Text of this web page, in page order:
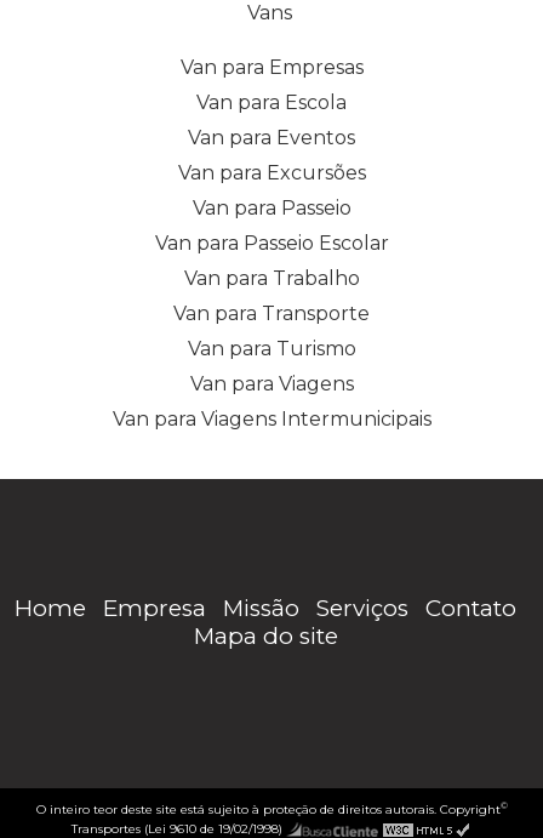
Vans
Van para Empresas
Van para Escola
Van para Eventos
Van para Excursões
Van para Passeio
Van para Passeio Escolar
Van para Trabalho
Van para Transporte
Van para Turismo
Van para Viagens
Van para Viagens Intermunicipais
Home Empresa Missão Serviços
Contato
Mapa do site
O inteiro teor deste site está sujeito à proteção de direitos autorais. Copyright©
Transportes (Lei 9610 de 19/02/1998)